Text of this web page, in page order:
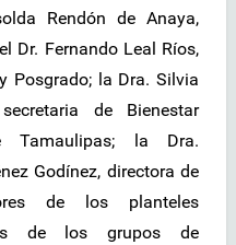
Rendón de Anaya,
Dr. Fernando Leal Ríos,
Posgrado; la Dra. Silvia
de Bienestar
Tamaulipas; la Dra.
Godínez, directora de
de los planteles
de los grupos de